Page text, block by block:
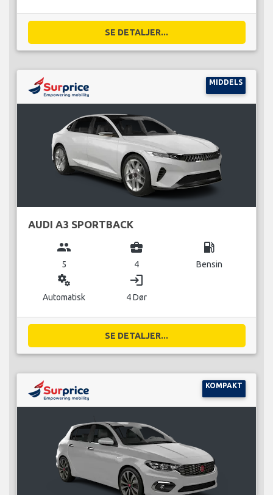
SE DETALJER...
MIDDELS
AUDI A3 SPORTBACK
group
5
business_center
4
local_gas_station
Bensin
miscellaneous_services
Automatisk
login
4 Dør
SE DETALJER...
KOMPAKT